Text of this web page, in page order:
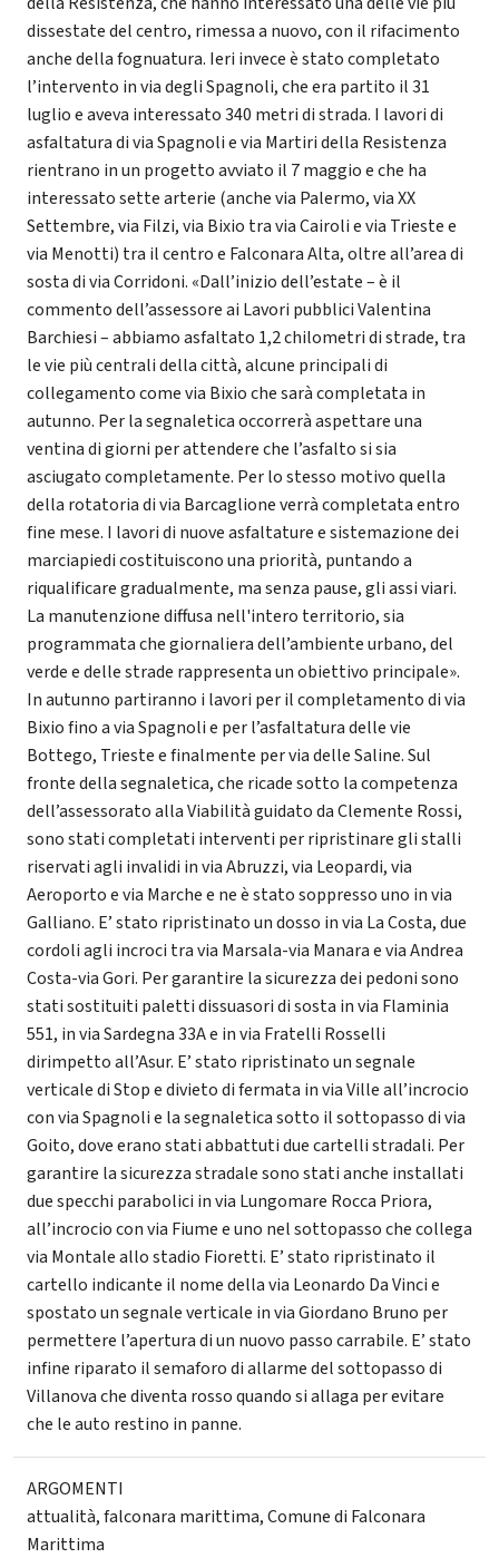
dissestate del centro, rimessa a nuovo, con il rifacimento
anche della fognuatura. Ieri invece è stato completato
l’intervento in via degli Spagnoli, che era partito il 31
luglio e aveva interessato 340 metri di strada. I lavori di
asfaltatura di via Spagnoli e via Martiri della Resistenza
rientrano in un progetto avviato il 7 maggio e che ha
interessato sette arterie (anche via Palermo, via XX
Settembre, via Filzi, via Bixio tra via Cairoli e via Trieste e
via Menotti) tra il centro e Falconara Alta, oltre all’area di
sosta di via Corridoni. «Dall’inizio dell’estate – è il
commento dell’assessore ai Lavori pubblici Valentina
Barchiesi – abbiamo asfaltato 1,2 chilometri di strade, tra
le vie più centrali della città, alcune principali di
collegamento come via Bixio che sarà completata in
autunno. Per la segnaletica occorrerà aspettare una
ventina di giorni per attendere che l’asfalto si sia
asciugato completamente. Per lo stesso motivo quella
della rotatoria di via Barcaglione verrà completata entro
fine mese. I lavori di nuove asfaltature e sistemazione dei
marciapiedi costituiscono una priorità, puntando a
riqualificare gradualmente, ma senza pause, gli assi viari.
La manutenzione diffusa nell'intero territorio, sia
programmata che giornaliera dell’ambiente urbano, del
verde e delle strade rappresenta un obiettivo principale».
In autunno partiranno i lavori per il completamento di via
Bixio fino a via Spagnoli e per l’asfaltatura delle vie
Bottego, Trieste e finalmente per via delle Saline. Sul
fronte della segnaletica, che ricade sotto la competenza
dell’assessorato alla Viabilità guidato da Clemente Rossi,
sono stati completati interventi per ripristinare gli stalli
riservati agli invalidi in via Abruzzi, via Leopardi, via
Aeroporto e via Marche e ne è stato soppresso uno in via
Galliano. E’ stato ripristinato un dosso in via La Costa, due
cordoli agli incroci tra via Marsala-via Manara e via Andrea
Costa-via Gori. Per garantire la sicurezza dei pedoni sono
stati sostituiti paletti dissuasori di sosta in via Flaminia
551, in via Sardegna 33A e in via Fratelli Rosselli
dirimpetto all’Asur. E’ stato ripristinato un segnale
verticale di Stop e divieto di fermata in via Ville all’incrocio
con via Spagnoli e la segnaletica sotto il sottopasso di via
Goito, dove erano stati abbattuti due cartelli stradali. Per
garantire la sicurezza stradale sono stati anche installati
due specchi parabolici in via Lungomare Rocca Priora,
all’incrocio con via Fiume e uno nel sottopasso che collega
via Montale allo stadio Fioretti. E’ stato ripristinato il
cartello indicante il nome della via Leonardo Da Vinci e
spostato un segnale verticale in via Giordano Bruno per
permettere l’apertura di un nuovo passo carrabile. E’ stato
infine riparato il semaforo di allarme del sottopasso di
Villanova che diventa rosso quando si allaga per evitare
che le auto restino in panne.
ARGOMENTI
attualità,falconara marittima,Comune di Falconara
Marittima